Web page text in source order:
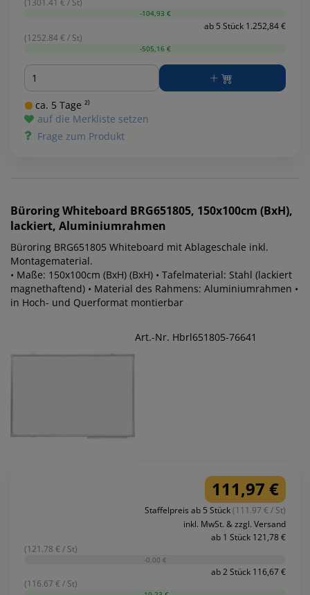
(1301.41 € / St)
-104,93 €
ab 5 Stück 1.252,84 €
(1252.84 € / St)
-505,16 €
Menge
ca. 5 Tage ²⁾
auf die Merkliste setzen
Frage zum Produkt
BüroringWhiteboard BRG651805, 150x100cm (BxH),
lackiert, Aluminiumrahmen
Büroring BRG651805 Whiteboard mit Ablageschale inkl.
Montagematerial.
• Maße: 150x100cm (BxH) (BxH) • Tafelmaterial: Stahl (lackiert
magnethaftend) • Material des Rahmens: Aluminiumrahmen •
in Hoch- und Querformat montierbar
Art.-Nr. Hbrl651805-76641
111,97 €
Staffelpreis ab 5 Stück(111.97 € / St)
inkl. MwSt. & zzgl. Versand
ab 1 Stück 121,78 €
(121.78 € / St)
-0,00 €
ab 2 Stück 116,67 €
(116.67 € / St)